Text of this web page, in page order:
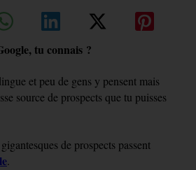
tu connais ?
et peu de gens y pensent mais
source de prospects que tu puisses
de prospects passent